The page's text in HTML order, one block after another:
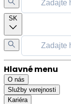
SK
Hlavné menu
O nás
Služby verejnosti
Kariéra